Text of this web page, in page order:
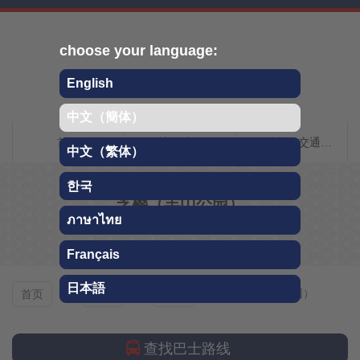
choose your language:
English
中文（簡体）
中文（繁体）
한국
ภาษาไทย
Français
日本語
Skip
Chichibu QR旅行指南
首页
芝樱（羊山公园）
首页 观光 芝樱（羊山公园）
查找巴士路线